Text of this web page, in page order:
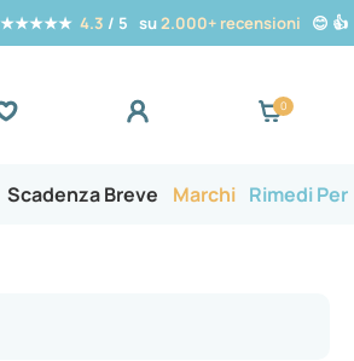
★★★★★ 4.3 / 5 su2.000+ recensioni 😊 👍
Scadenza Breve Marchi Rimedi Per